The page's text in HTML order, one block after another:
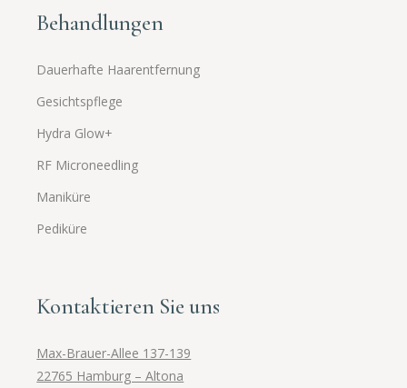
Behandlungen
Dauerhafte Haarentfernung
Gesichtspflege
Hydra Glow+
RF Microneedling
Maniküre
Pediküre
Kontaktieren Sie uns
Max-Brauer-Allee 137-139
22765 Hamburg – Altona